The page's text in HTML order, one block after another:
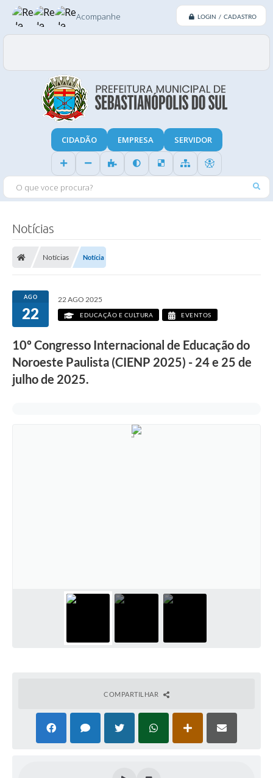
LOGIN / CADASTRO
O QUE VOCE PROCURA?
Acompanhe
CIDADÃO EMPRESA SERVIDOR
Notícias
Notícias Notícia
AGO
22
22 AGO 2025
EDUCAÇÃO E CULTURA EVENTOS
10º Congresso Internacional de Educação do
Noroeste Paulista (CIENP 2025) - 24 e 25 de
julho de 2025.
COMPARTILHAR